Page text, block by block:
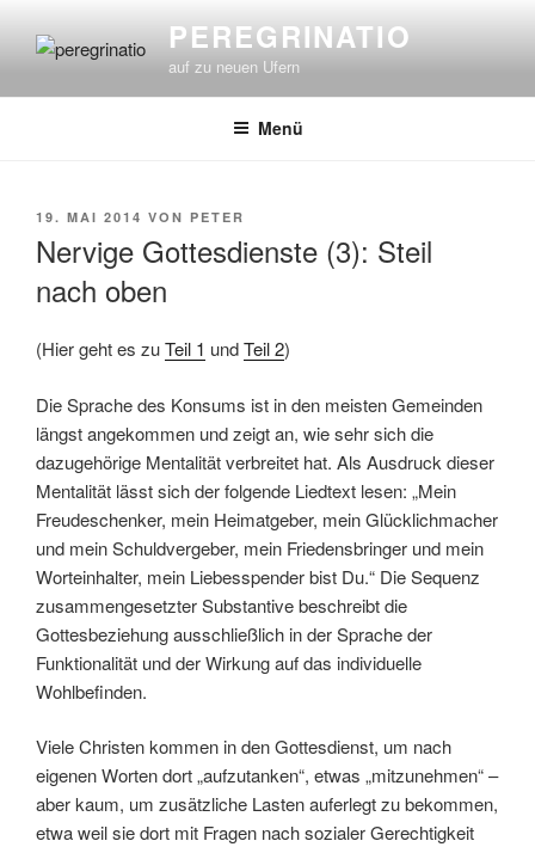
Inhalt
PEREGRINATIO
auf zu neuen Ufern
Menü
VERÖFFENTLICHT
19. MAI 2014 VON PETER
Nervige Gottesdienste (3): Steil
nach oben
(Hier geht es zuTeil 1 undTeil 2)
Die Sprache des Konsums ist in den meisten Gemeinden
längst angekommen und zeigt an, wie sehr sich die
dazugehörige Mentalität verbreitet hat. Als Ausdruck dieser
Mentalität lässt sich der folgende Liedtext lesen: „Mein
Freudeschenker, mein Heimatgeber, mein Glücklichmacher
und mein Schuldvergeber, mein Friedensbringer und mein
Worteinhalter, mein Liebesspender bist Du.“ Die Sequenz
zusammengesetzter Substantive beschreibt die
Gottesbeziehung ausschließlich in der Sprache der
Funktionalität und der Wirkung auf das individuelle
Wohlbefinden.
Viele Christen kommen in den Gottesdienst, um nach
eigenen Worten dort „aufzutanken“, etwas „mitzunehmen“ –
aber kaum, um zusätzliche Lasten auferlegt zu bekommen,
etwa weil sie dort mit Fragen nach sozialer Gerechtigkeit